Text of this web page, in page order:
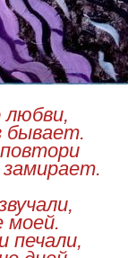
любви,
бывает.
моей.
печали,